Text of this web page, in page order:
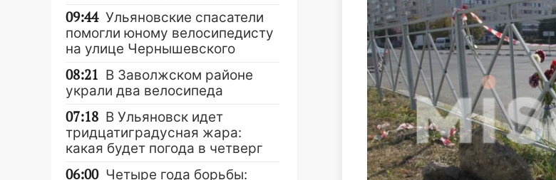
09:44 Ульяновские спасатели
помогли юному велосипедисту
на улице Чернышевского
08:21 В Заволжском районе
украли два велосипеда
07:18 В Ульяновск идет
тридцатиградусная жара:
какая будет погода в четверг
06:00 Четыре года борьбы: